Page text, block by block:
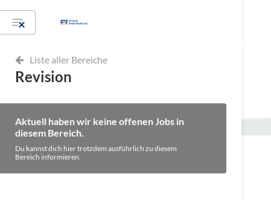
Liste aller Bereiche
Revision
Aktuell haben wir keine offenen Jobs in
diesem Bereich.
Du kannst dich hier trotzdem ausführlich zu diesem
Bereich informieren.